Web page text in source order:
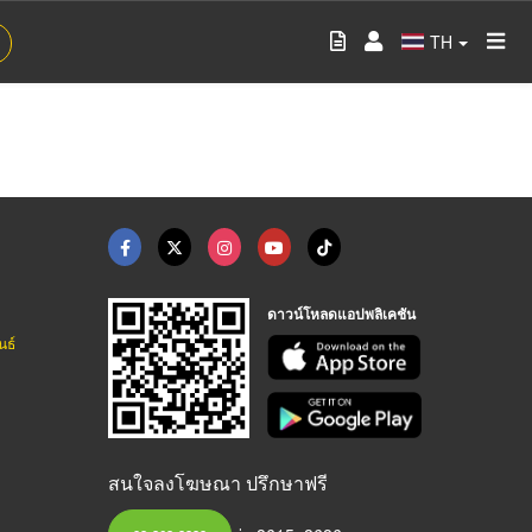
TH
ธ์
ดาวน์โหลดแอปพลิเคชัน
สนใจลงโฆษณา ปรึกษาฟรี